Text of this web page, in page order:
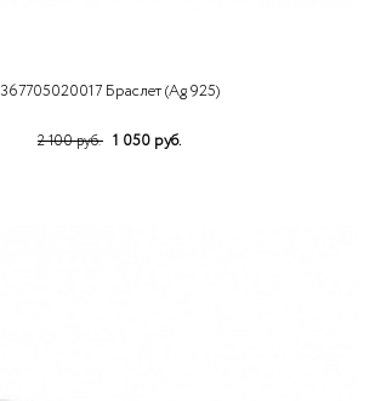
367705020017 Браслет (Ag 925)
2 100 руб. 1 050 руб.